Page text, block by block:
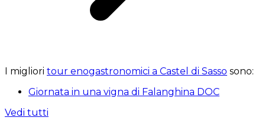
I migliori tour enogastronomici a Castel di Sasso sono:
Giornata in una vigna di Falanghina DOC
Vedi tutti